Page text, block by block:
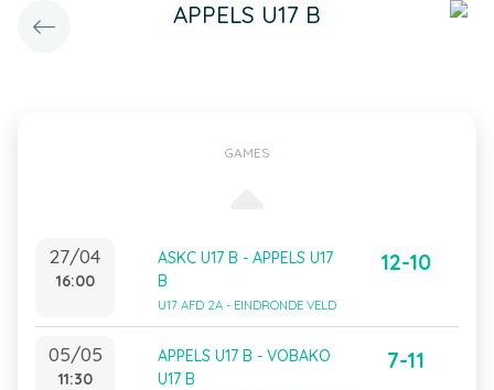
APPELS U17 B
GAMES
27/04
16:00
ASKC U17 B - APPELS U17
B
U17 AFD 2A - EINDRONDE VELD
12-10
05/05
11:30
APPELS U17 B - VOBAKO
U17 B
7-11